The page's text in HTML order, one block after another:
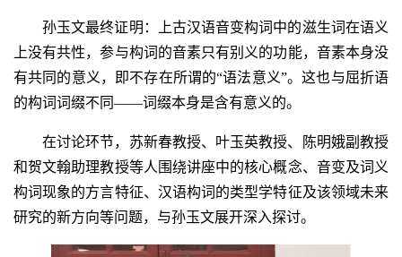
孙玉文最终证明：上古汉语音变构词中的滋生词在语义
上没有共性，参与构词的音素只有别义的功能，音素本身没
有共同的意义，即不存在所谓的“语法意义”。这也与屈折语
的构词词缀不同——词缀本身是含有意义的。
在讨论环节，苏新春教授、叶玉英教授、陈明娥副教授
和贺文翰助理教授等人围绕讲座中的核心概念、音变及词义
构词现象的方言特征、汉语构词的类型学特征及该领域未来
研究的新方向等问题，与孙玉文展开深入探讨。